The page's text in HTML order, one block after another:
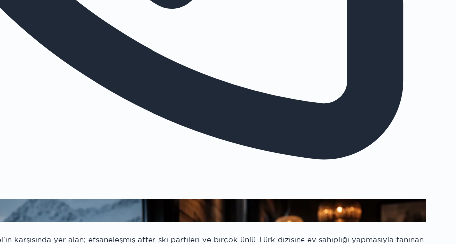
karşısında yer alan; efsaneleşmiş after-ski partileri ve birçok ünlü Türk dizisine ev sahipliği yapmasıyla tanınan